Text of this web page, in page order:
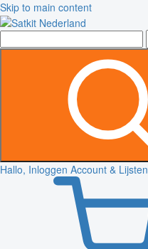
Skip to main content
Hallo, Inloggen Account & Lijsten